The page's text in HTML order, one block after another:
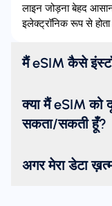
लाइन जोड़ना बेहद
इलेक्ट्रॉनिक रूप से होता
मैं eSIM कैसे
क्या मैं eSIM को
सकता/सकती हूँ?
अगर मेरा डेटा